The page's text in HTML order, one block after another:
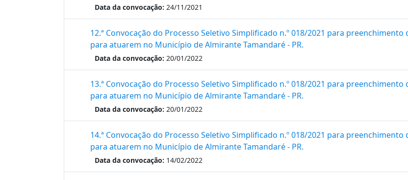
Data da convocação: 24/11/2021
12.ª Convocação do Processo Seletivo Simplificado n.º 018/2021 para
para atuarem no Município de Almirante Tamandaré - PR.
Data da convocação: 20/01/2022
13.ª Convocação do Processo Seletivo Simplificado n.º 018/2021 para
para atuarem no Município de Almirante Tamandaré - PR.
Data da convocação: 20/01/2022
14.ª Convocação do Processo Seletivo Simplificado n.º 018/2021 para
para atuarem no Município de Almirante Tamandaré - PR.
Data da convocação: 14/02/2022